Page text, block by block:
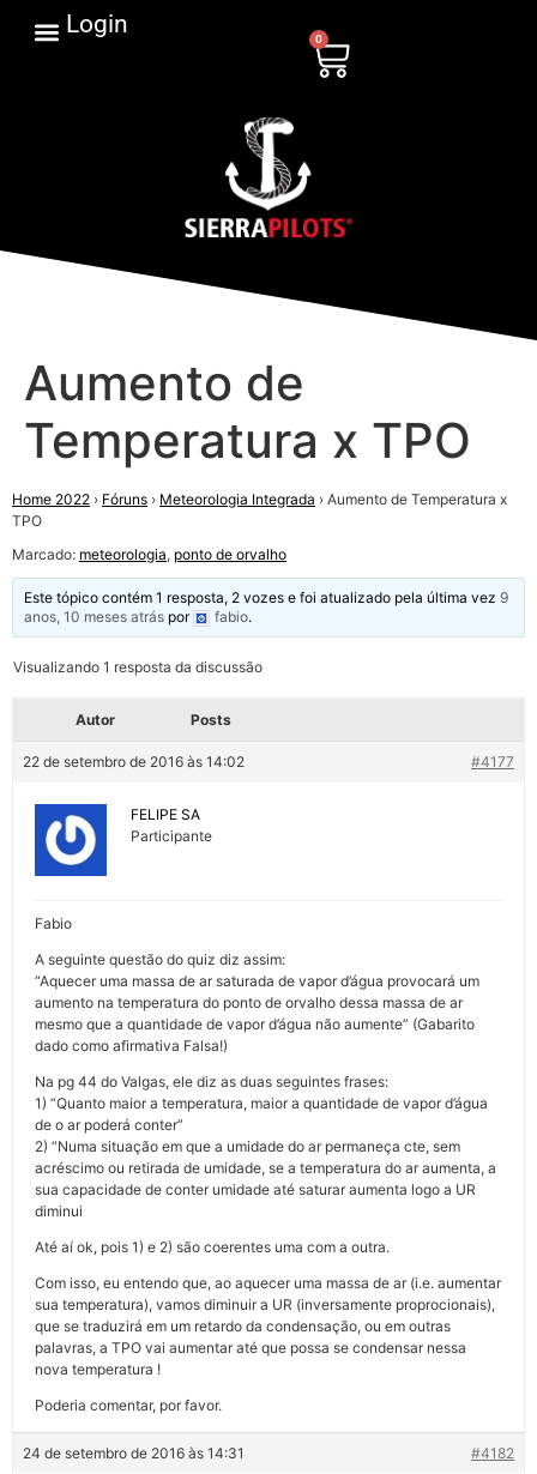
Login
0
Aumento de
Temperatura x TPO
Home 2022 › Fóruns › Meteorologia Integrada › Aumento de Temperatura x
TPO
Marcado: meteorologia, ponto de orvalho
Este tópico contém 1 resposta, 2 vozes e foi atualizado pela última vez9
anos, 10 meses atrás por fabio.
Visualizando 1 resposta da discussão
Autor Posts
22 de setembro de 2016 às 14:02 #4177
FELIPE SA
Participante
Fabio
A seguinte questão do quiz diz assim:
“Aquecer uma massa de ar saturada de vapor d’água provocará um
aumento na temperatura do ponto de orvalho dessa massa de ar
mesmo que a quantidade de vapor d’água não aumente” (Gabarito
dado como afirmativa Falsa!)
Na pg 44 do Valgas, ele diz as duas seguintes frases:
1) “Quanto maior a temperatura, maior a quantidade de vapor d’água
de o ar poderá conter”
2) “Numa situação em que a umidade do ar permaneça cte, sem
acréscimo ou retirada de umidade, se a temperatura do ar aumenta, a
sua capacidade de conter umidade até saturar aumenta logo a UR
diminui
Até aí ok, pois 1) e 2) são coerentes uma com a outra.
Com isso, eu entendo que, ao aquecer uma massa de ar (i.e. aumentar
sua temperatura), vamos diminuir a UR (inversamente proprocionais),
que se traduzirá em um retardo da condensação, ou em outras
palavras, a TPO vai aumentar até que possa se condensar nessa
nova temperatura !
Poderia comentar, por favor.
24 de setembro de 2016 às 14:31 #4182